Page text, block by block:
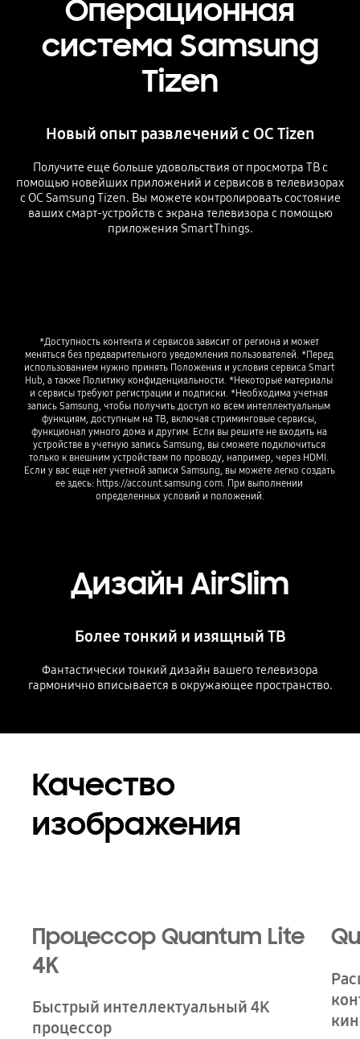
Операционная
система Samsung
Tizen
Новый опыт развлечений с ОС Tizen
Получите еще больше удовольствия от просмотра ТВ с
помощью новейших приложений и сервисов в телевизорах
с ОС Samsung Tizen. Вы можете контролировать состояние
ваших смарт-устройств с экрана телевизора с помощью
приложения SmartThings.
*Доступность контента и сервисов зависит от региона и может
меняться без предварительного уведомления пользователей. *Перед
использованием нужно принять Положения и условия сервиса Smart
Hub, а также Политику конфиденциальности. *Некоторые материалы
и сервисы требуют регистрации и подписки. *Необходима учетная
запись Samsung, чтобы получить доступ ко всем интеллектуальным
функциям, доступным на ТВ, включая стриминговые сервисы,
функционал умного дома и другим. Если вы решите не входить на
устройстве в учетную запись Samsung, вы сможете подключиться
только к внешним устройствам по проводу, например, через HDMI.
Если у вас еще нет учетной записи Samsung, вы можете легко создать
ее здесь: https://account.samsung.com. При выполнении
определенных условий и положений.
Дизайн AirSlim
Более тонкий и изящный ТВ
Фантастически тонкий дизайн вашего телевизора
гармонично вписывается в окружающее пространство.
Качество
изображения
Процессор Quantum Lite
4K
Быстрый интеллектуальный 4K
процессор